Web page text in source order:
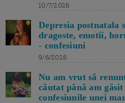
10/7/2026
Depresia postnatala
dragoste, emotii,
- confesiuni
9/6/2026
Nu am vrut să
căutat până am
confesiunile unei